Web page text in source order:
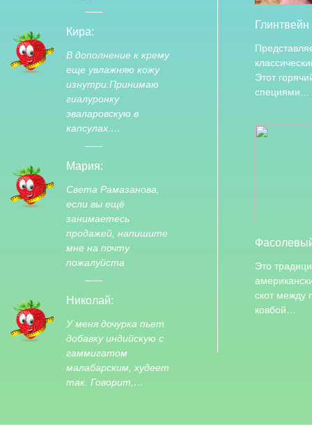
Кира:
В дополнение к крему
еще увлажняю кожу
изнутри.Принимаю
гиалуронку
эваларовскую в
капсулах.…
Мария:
Света Рамазанова,
если вы ещё
занимаетесь
продажей, напишите
мне на почту
пожалуйста
Николай:
У меня дочурка пьет
добавку индийскую с
гаммигатом
малабарским, худеет
так. Говорит,…
Глинтвейн
Этот
специями…
Это
скот между
ковбой…